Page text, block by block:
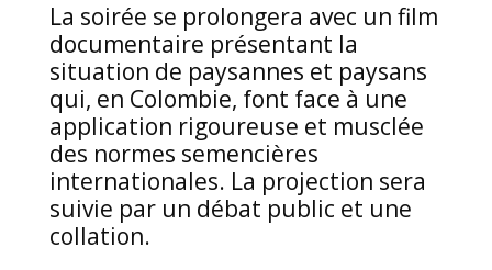
La soirée se prolongera avec un film
documentaire présentant la
situation de paysannes et paysans
qui, en Colombie, font face à une
application rigoureuse et musclée
des normes semencières
internationales. La projection sera
suivie par un débat public et une
collation.